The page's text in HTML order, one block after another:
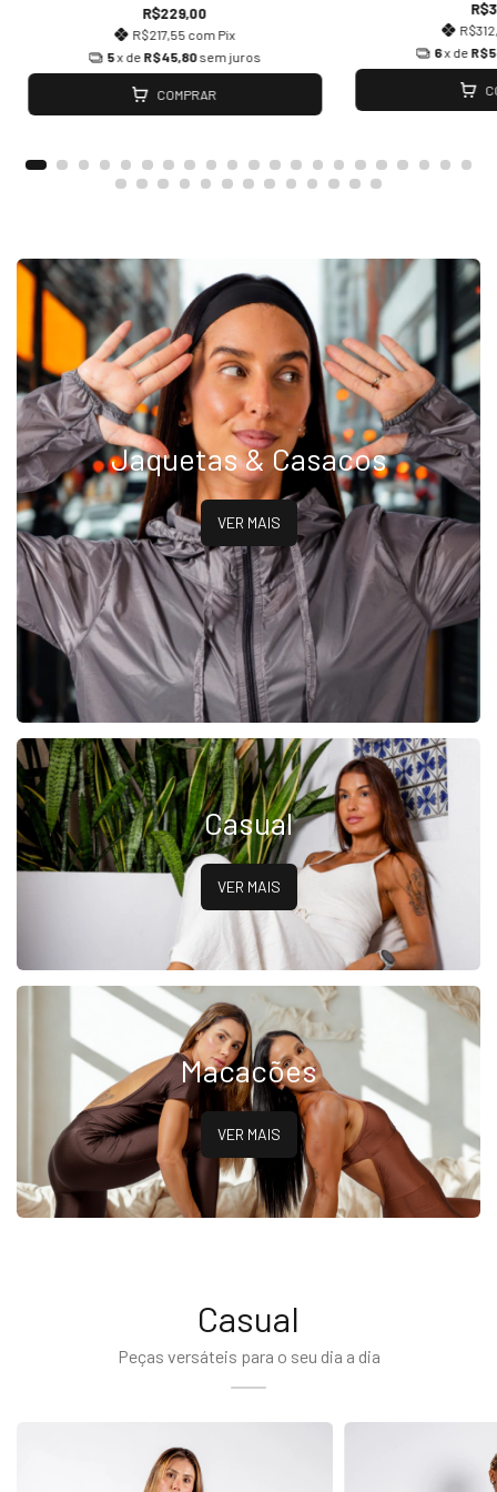
R$229,00
R$217,55 com Pix
5x de R$45,80 sem juros
COMPRAR
6x de
Jaquetas & Casacos
VER MAIS
Casual
VER MAIS
Macacões
VER MAIS
Casual
Peças versáteis para o seu dia a dia